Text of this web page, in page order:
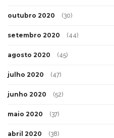
outubro 2020 (30)
setembro 2020 (44)
agosto 2020 (45)
julho 2020 (47)
junho 2020 (52)
maio 2020 (37)
abril 2020 (38)